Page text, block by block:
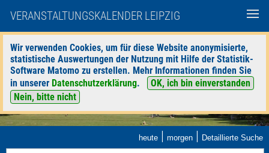
VERANSTALTUNGSKALENDER LEIPZIG
Wir verwenden Cookies, um für diese Website anonymisierte,
statistische Auswertungen der Nutzung mit Hilfe der Statistik-
Software Matomo zu erstellen. Mehr Informationen finden Sie
in unserer Datenschutzerklärung.
OK, ich bin einverstanden
Nein, bitte nicht
heute | morgen | Detaillierte Suche